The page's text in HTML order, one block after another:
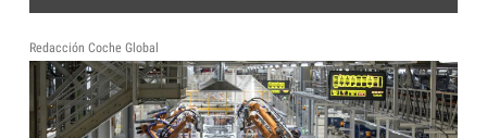
Redacción Coche Global